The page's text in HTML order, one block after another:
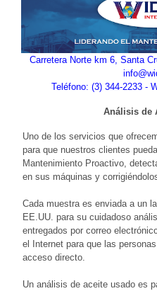
Carretera Norte km 6, Santa
Teléfono: (3) 344-2233 -
Análisis de
Uno de los servicios que
para que nuestros clientes
Mantenimiento Proactivo,
en sus máquinas y
Cada muestra es enviada a un
EE.UU. para su cuidadoso
entregados por correo
el Internet para que las
acceso directo.
Un análisis de aceite usado es